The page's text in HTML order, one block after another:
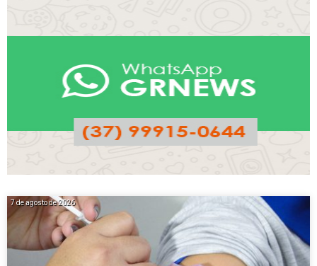
7 de agosto de 2026